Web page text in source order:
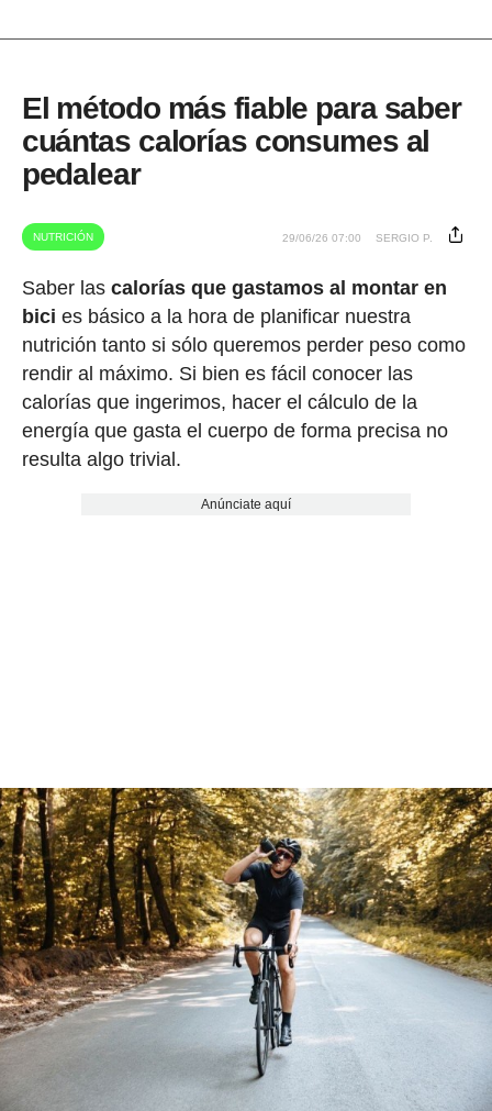
El método más fiable para saber
cuántas calorías consumes al
pedalear
NUTRICIÓN 29/06/26 07:00 SERGIO P.
Saber las calorías que gastamos al montar en
bici es básico a la hora de planificar nuestra
nutrición tanto si sólo queremos perder peso como
rendir al máximo. Si bien es fácil conocer las
calorías que ingerimos, hacer el cálculo de la
energía que gasta el cuerpo de forma precisa no
resulta algo trivial.
Anúnciate aquí